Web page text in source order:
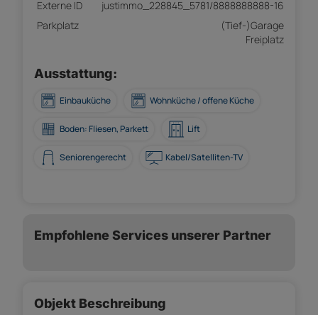
Externe ID
justimmo_228845_5781/8888888888-16
Parkplatz
(Tief-)Garage
Freiplatz
Ausstattung:
Einbauküche Wohnküche / offene Küche
Boden: Fliesen, Parkett Lift
Seniorengerecht Kabel/Satelliten-TV
Empfohlene Services unserer Partner
Objekt Beschreibung